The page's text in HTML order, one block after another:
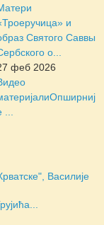
и
Святого Саввы
о...
феб 2026
Опширниј
...
Василије